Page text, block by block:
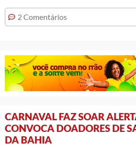
2 Comentários
CARNAVAL FAZ SOAR
CONVOCA DOADORES DE
DA BAHIA